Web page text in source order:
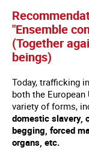
"Ensemble
(Together
beings)
Today, trafficking
both the
variety of forms,
domestic slavery,
begging, forced
organs, etc.